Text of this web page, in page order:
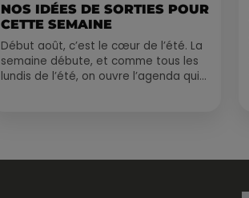
NOS IDÉES DE SORTIES POUR
CETTE SEMAINE
Début août, c’est le cœur de l’été. La
semaine débute, et comme tous les
lundis de l’été, on ouvre l’agenda qui